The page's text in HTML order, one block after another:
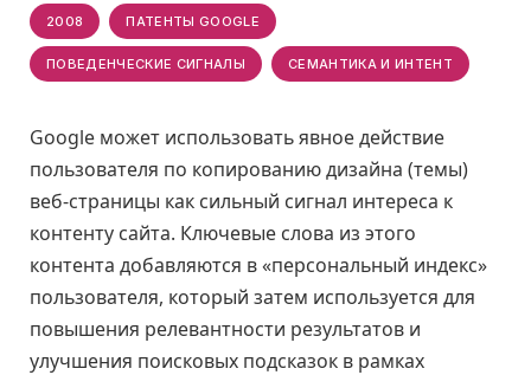
2008 ПАТЕНТЫ GOOGLE
ПОВЕДЕНЧЕСКИЕ СИГНАЛЫ СЕМАНТИКА И ИНТЕНТ
Google может использовать явное действие
пользователя по копированию дизайна (темы)
веб-страницы как сильный сигнал интереса к
контенту сайта. Ключевые слова из этого
контента добавляются в «персональный индекс»
пользователя, который затем используется для
повышения релевантности результатов и
улучшения поисковых подсказок в рамках